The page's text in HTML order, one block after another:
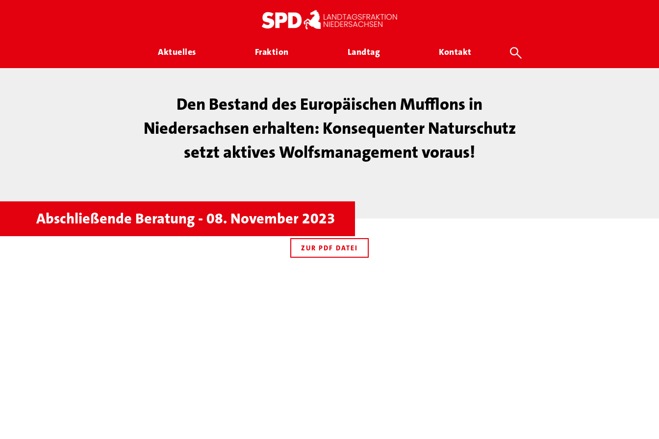
Aktuelles Fraktion Landtag Kontakt
Den Bestand des Europäischen Mufflons in
Niedersachsen erhalten: Konsequenter Naturschutz
setzt aktives Wolfsmanagement voraus!
Abschließende Beratung - 08. November 2023
ZUR PDF DATEI